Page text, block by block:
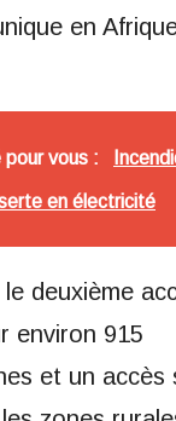
en
vous :
en électricité
deuxième
environ 915
et un accès